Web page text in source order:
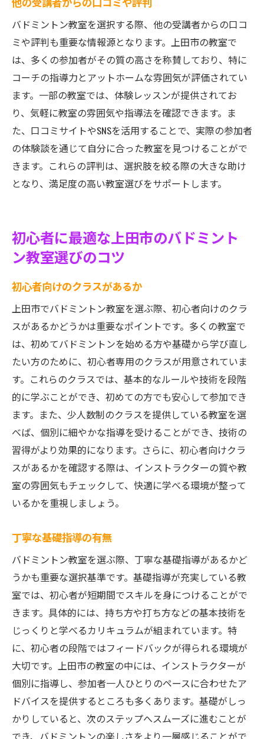
バドミントン教室を選択する際、他の受講者からの口コ
ミや評判も重要な情報源となります。上田市の教室で
は、多くの参加者がその質の高さを称賛しており、特に
コーチの指導力とアットホームな雰囲気が評価されてい
ます。一部の教室では、体験レッスンが提供されてお
り、気軽に教室の雰囲気や指導法を確認できます。ま
た、口コミサイトやSNSを活用することで、実際の参加者
の体験談を通じて自分に合った教室を見つけることがで
きます。これらの評判は、選択肢を絞る際の大きな助け
となり、満足度の高い教室選びをサポートします。
初心者に最適な上田市のバドミント
ン教室選びのコツ
初心者向けのクラスがあるか
上田市でバドミントン教室を選ぶ際、初心者向けのクラ
スがあるかどうかは重要なポイントです。多くの教室で
は、初めてバドミントンを始める方や基礎から学び直し
たい方のために、初心者専用のクラスが用意されていま
す。これらのクラスでは、基本的なルールや技術を段階
的に学ぶことができ、初めての方でも安心して参加でき
ます。また、少人数制のクラスを提供している教室を選
べば、個別に細やかな指導を受けることができ、技術の
習得がより効果的になります。さらに、初心者向けクラ
スがあるかを確認する際は、インストラクターの質や教
室の雰囲気もチェックして、快適に学べる環境が整って
いるかを重視しましょう。
丁寧な基礎指導の有無
バドミントン教室を選ぶ際、丁寧な基礎指導があるかど
うかも重要な選択基準です。基礎指導が充実している教
室では、初心者が短期間でスキルを身につけることがで
きます。具体的には、持ち方や打ち方などの基本技術を
じっくりと学べるカリキュラムが組まれています。特
に、初心者の段階ではフィードバックが得られる環境が
大切です。上田市の教室の中には、インストラクターが
個別に指導し、参加者一人ひとりのペースに合わせたア
ドバイスを提供するところも多くあります。基礎がしっ
かりしていると、次のステップへスムーズに進むことが
でき、バドミントンの楽しさをより一層感じることがで